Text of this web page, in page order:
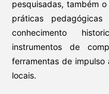
pesquisadas, também
práticas
conhecimento
instrumentos de
ferramentas de
locais.